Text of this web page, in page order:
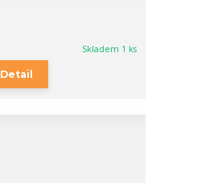
Skladem 1 ks
Detail